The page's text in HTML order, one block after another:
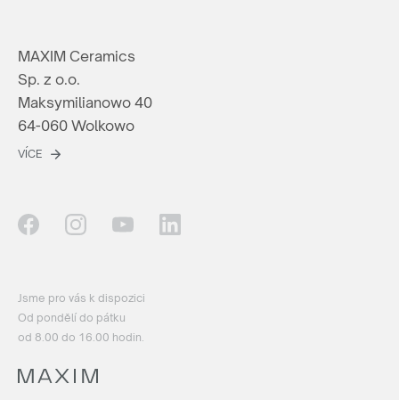
MAXIM Ceramics
Sp. z o.o.
Maksymilianowo 40
64-060 Wolkowo
VÍCE
Jsme pro vás k dispozici
Od pondělí do pátku
od 8.00 do 16.00 hodin.